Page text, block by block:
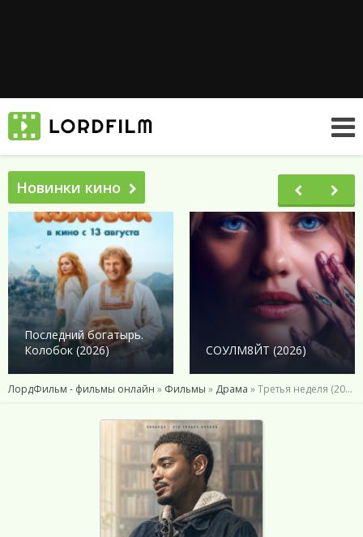
Новинки кино
Последний богатырь.
Колобок (2026)
СОУЛМ8ЙТ (2026)
ЛордФильм - фильмы онлайн » Фильмы » Драма » Третья неделя (2024)